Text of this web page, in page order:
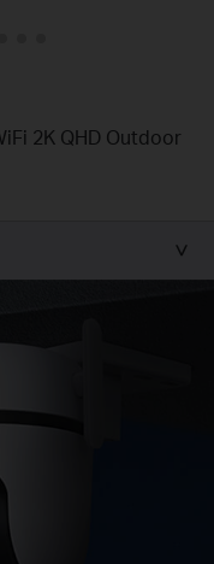
2K QHD Outdoor